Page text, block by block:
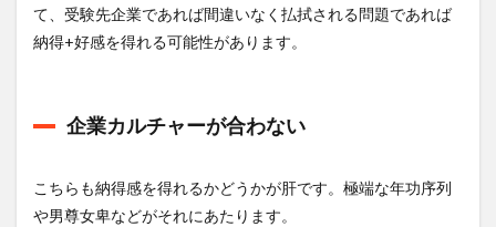
て、受験先企業であれば間違いなく払拭される問題であれば
納得+好感を得れる可能性があります。
企業カルチャーが合わない
こちらも納得感を得れるかどうかが肝です。極端な年功序列
や男尊女卑などがそれにあたります。